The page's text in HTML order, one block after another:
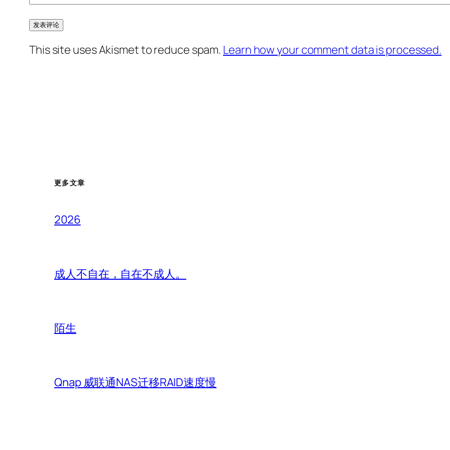
This site uses Akismet to reduce spam. Learn how your comment data is processed.
更多文章
2026
成人不自在，自在不成人。
陌生
Qnap 威联通NAS迁移RAID速度慢